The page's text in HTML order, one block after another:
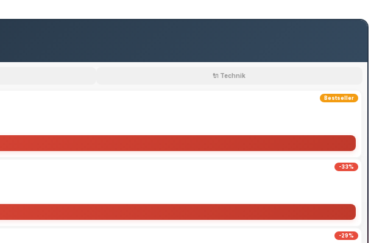
🔌 Technik
Bestseller
-33%
-29%